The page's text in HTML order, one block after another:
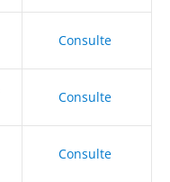
Consulte
Consulte
Consulte